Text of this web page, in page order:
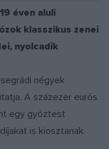
éven aluli
klasszikus zenei
nyolcadik
négyek
A százezer eurós
egy győztest
is kiosztanak.